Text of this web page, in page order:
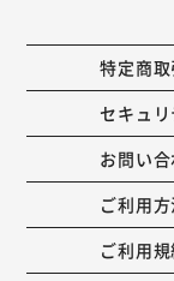
特定商
セキュ
お問い
ご利用
ご利用